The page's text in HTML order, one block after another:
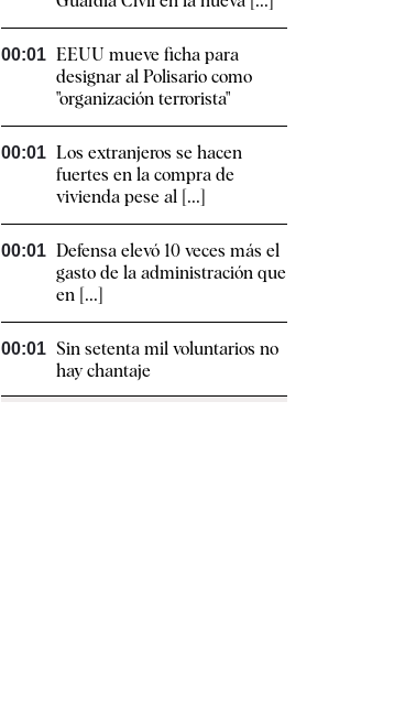
00:01 EEUU mueve ficha para
designar al Polisario como
"organización terrorista"
00:01 Los extranjeros se hacen
fuertes en la compra de
vivienda pese al [...]
00:01 Defensa elevó 10 veces más el
gasto de la administración que
en [...]
00:01 Sin setenta mil voluntarios no
hay chantaje